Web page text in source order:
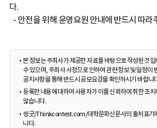
다.
- 안전을 위해 운영요원 안내에 반드시 따라
본 정보는 주최사가 제공한 자료를 바탕으로 작성된 것
수 있으며, 주최사 사정으로 인하여 관련 정보 및 일정이
공지사항을 통해 반드시 공모요강을 확인하시기 바랍니
등록한 내용에 대하여 사용자가 이를 신뢰하여 취한 조
않습니다.
씽굿/Thinkcontest.com/대학문화신문사의 출처표기
니다.